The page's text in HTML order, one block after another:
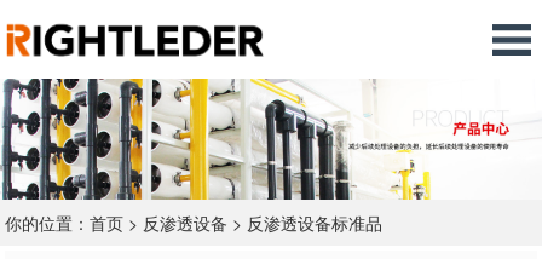
你的位置：首页 > 反渗透设备 > 反渗透设备标准品